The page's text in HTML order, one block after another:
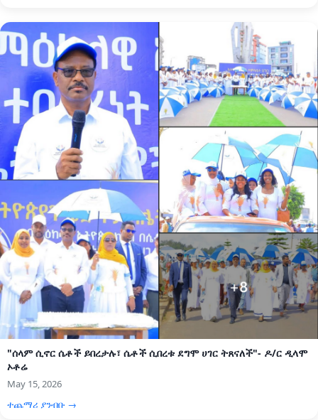
"ሰላም ሲኖር ሴቶች ይበረታሉ፣ ሴቶች ሲበረቱ ደግሞ ሀገር ትጸናለች"- ዶ/ር ዲላሞ
ኦቶሬ
May 15, 2026
ተጨማሪ ያንብቡ →